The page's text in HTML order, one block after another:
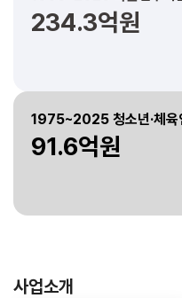
234.3억원
1975~2025 청소년·체육
91.6억원
사업소개